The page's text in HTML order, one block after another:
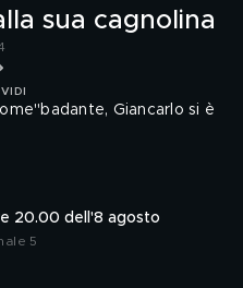
sua cagnolina
Giancarlo si è
20.00 dell'8 agosto
5